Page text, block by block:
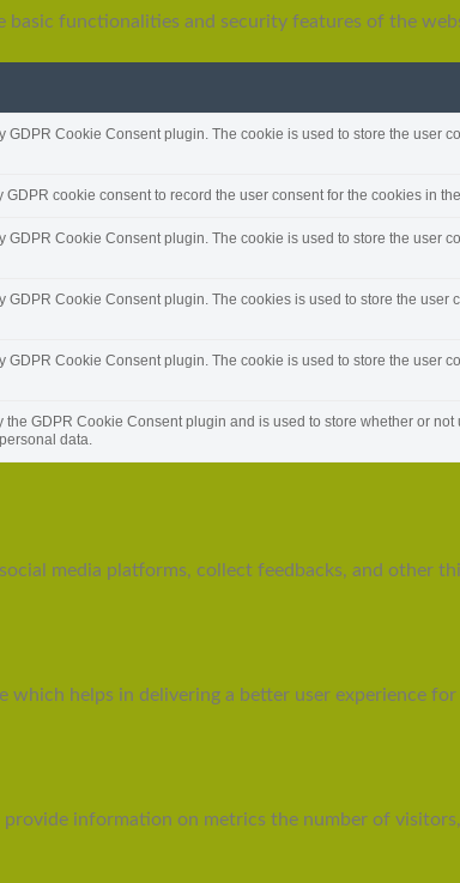
functionalities and security features of the
GDPR Cookie Consent plugin. The cookie is used to store the user
GDPR cookie consent to record the user consent for the cookies in
GDPR Cookie Consent plugin. The cookie is used to store the user
GDPR Cookie Consent plugin. The cookies is used to store the user
GDPR Cookie Consent plugin. The cookie is used to store the user
the GDPR Cookie Consent plugin and is used to store whether or
data.
media platforms, collect feedbacks, and other
which helps in delivering a better user experience
information on metrics the number of